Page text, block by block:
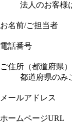
法人のお客様
お名前/ご担当者
電話番号
ご住所（都道府県）
都道府県のみ
メールアドレス
ホームページURL